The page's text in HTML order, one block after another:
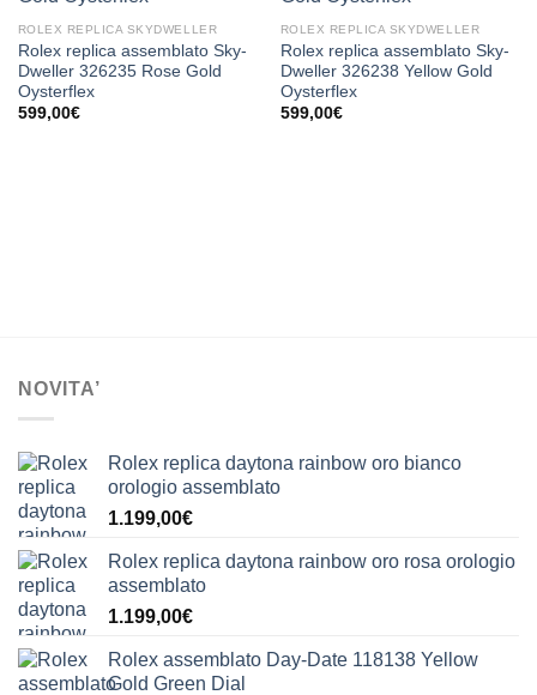
ROLEX REPLICA SKYDWELLER
Rolex replica assemblato Sky-
Dweller 326235 Rose Gold
Oysterflex
599,00€
ROLEX REPLICA SKYDWELLER
Rolex replica assemblato Sky-
Dweller 326238 Yellow Gold
Oysterflex
599,00€
NOVITA’
Rolex replica daytona rainbow oro bianco
orologio assemblato
1.199,00€
Rolex replica daytona rainbow oro rosa orologio
assemblato
1.199,00€
Rolex assemblato Day-Date 118138 Yellow
Gold Green Dial